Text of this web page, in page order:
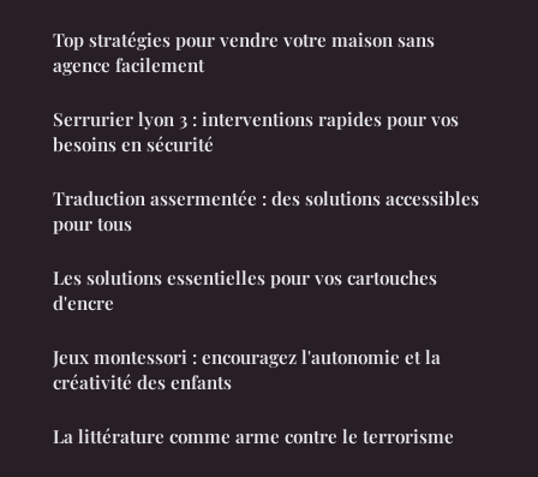
Top stratégies pour vendre votre maison sans
agence facilement
Serrurier lyon 3 : interventions rapides pour vos
besoins en sécurité
Traduction assermentée : des solutions accessibles
pour tous
Les solutions essentielles pour vos cartouches
d'encre
Jeux montessori : encouragez l'autonomie et la
créativité des enfants
La littérature comme arme contre le terrorisme